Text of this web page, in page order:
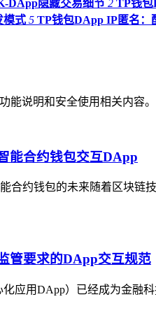
DApp隐藏交易细节 2 TP钱包
模式 5 TP钱包DApp IP匿名：
能说明和安全使用相关内容。
能合约钱包交互DApp
合约钱包的未来随着区块
管要求的DApp交互规范
应用DApp）已经成为金融